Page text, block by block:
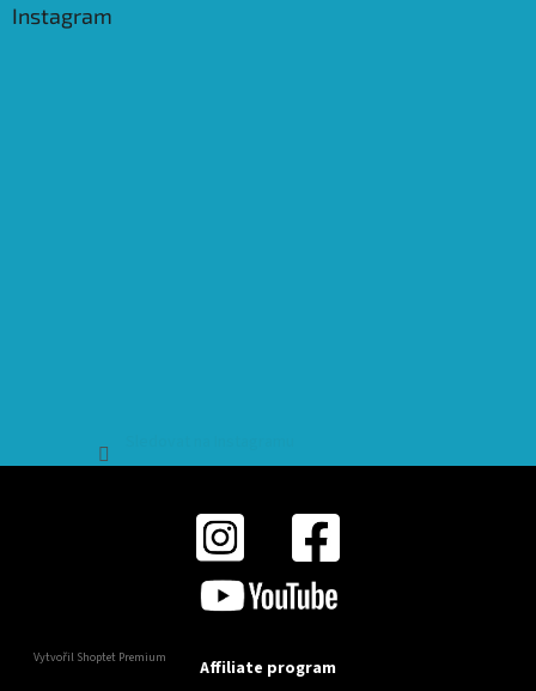
Instagram
Vytvořil Shoptet Premium Affiliate program